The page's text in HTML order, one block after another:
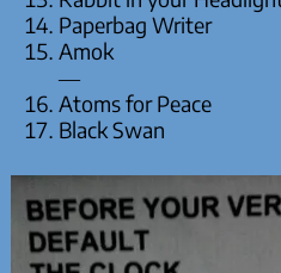
Paperbag Writer
Amok
—
Atoms for Peace
Black Swan